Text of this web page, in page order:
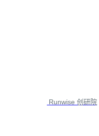
Runwise 创研院